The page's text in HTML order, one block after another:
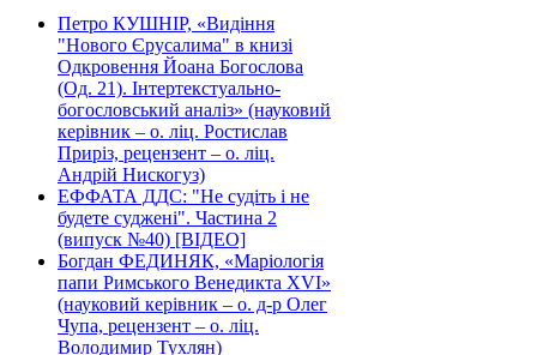
Петро КУШНІР, «Видіння
"Нового Єрусалима" в книзі
Одкровення Йоана Богослова
(Од. 21). Інтертекстуально-
богословський аналіз» (науковий
керівник – о. ліц. Ростислав
Приріз, рецензент – о. ліц.
Андрій Нискогуз)
ЕФФАТА ДДС: "Не судіть і не
будете суджені". Частина 2
(випуск №40) [ВІДЕО]
Богдан ФЕДИНЯК, «Маріологія
папи Римського Венедикта XVI»
(науковий керівник – о. д-р Олег
Чупа, рецензент – о. ліц.
Володимир Тухлян)